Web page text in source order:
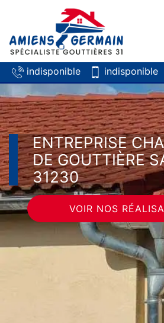
indisponible indisponible
ENTREPRISE
DE GOUTTIÈRE
31230
VOIR NOS